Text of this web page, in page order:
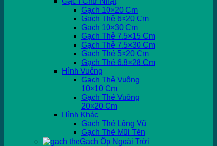
Gạch 10×20 Cm
Gạch Thẻ 6×20 Cm
Gạch 10×30 Cm
Gạch Thẻ 7.5×15 Cm
Gạch Thẻ 7.5×30 Cm
Gạch Thẻ 5×20 Cm
Gạch Thẻ 6.8×28 Cm
Hình Vuông
Gạch Thẻ Vuông
10×10 Cm
Gạch Thẻ Vuông
20×20 Cm
Hình Khác
Gạch Thẻ Lông Vũ
Gạch Thẻ Mũi Tên
Gạch Ốp Ngoài Trời